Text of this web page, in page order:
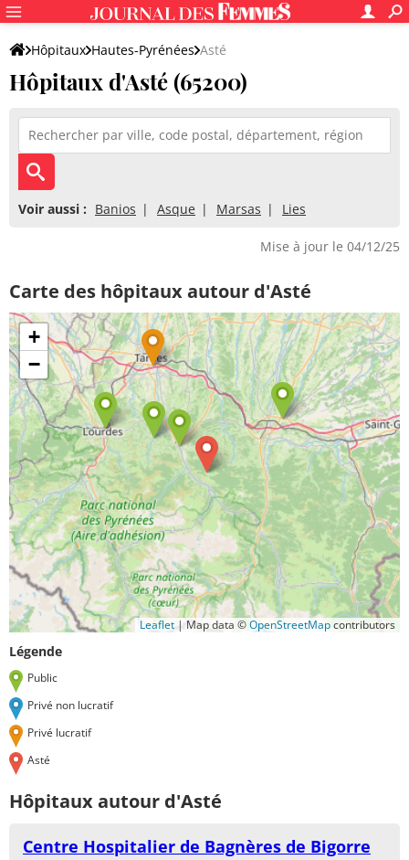
Hôpitaux Hautes-Pyrénées Asté
Hôpitaux d'Asté (65200)
Voir aussi : Banios Asque Marsas Lies
Mise à jour le 04/12/25
Carte des hôpitaux autour d'Asté
+
−
Leaflet | Map data ©OpenStreetMapcontributors
Légende
Public
Privé non lucratif
Privé lucratif
Asté
Hôpitaux autour d'Asté
Centre Hospitalier de Bagnères de Bigorre